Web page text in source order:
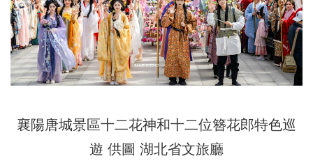
襄陽唐城景區十二花神和十二位簪花郎特色巡
遊 供圖 湖北省文旅廳